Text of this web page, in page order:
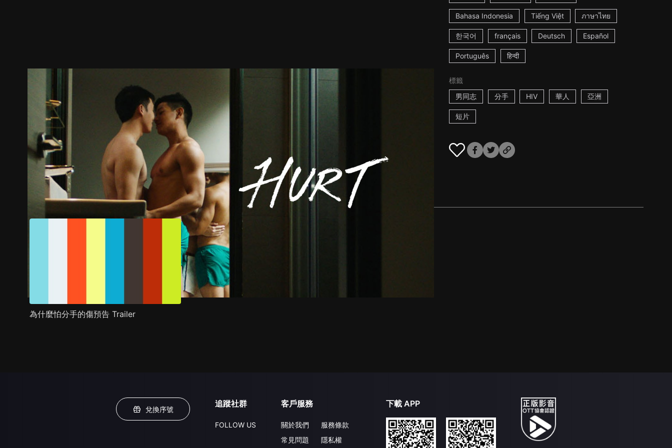
Bahasa Indonesia Tiếng Việt ภาษาไทย
한국어 français Deutsch Español
Português हिन्दी
標籤
男同志
分手 HIV 華人 亞洲
短片
劇照 推薦影片 劇情介紹
為什麼怕分手的傷預告 Trailer
兌換序號
追蹤社群
FOLLOW US
客戶服務
關於我們
常見問題
服務條款
隱私權
下載 APP